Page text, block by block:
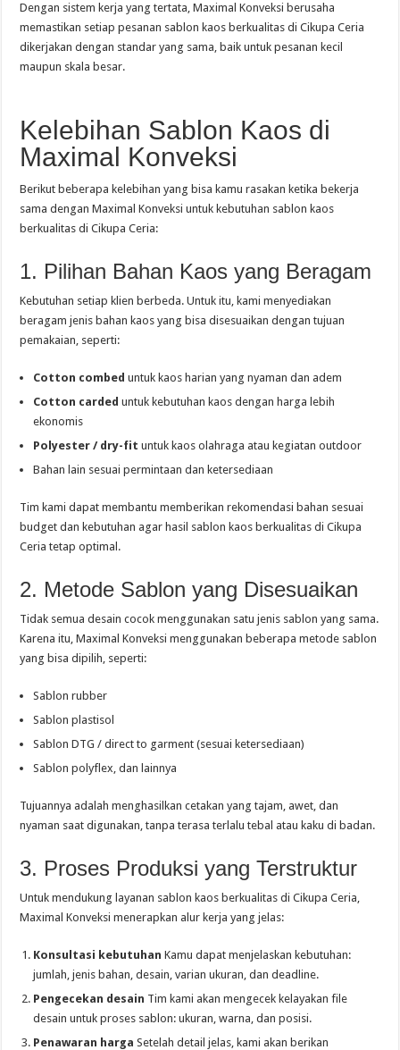
Dengan sistem kerja yang tertata, Maximal Konveksi berusaha
memastikan setiap pesanan sablon kaos berkualitas di Cikupa Ceria
dikerjakan dengan standar yang sama, baik untuk pesanan kecil
maupun skala besar.
Kelebihan Sablon Kaos di
Maximal Konveksi
Berikut beberapa kelebihan yang bisa kamu rasakan ketika bekerja
sama dengan Maximal Konveksi untuk kebutuhan sablon kaos
berkualitas di Cikupa Ceria:
1. Pilihan Bahan Kaos yang Beragam
Kebutuhan setiap klien berbeda. Untuk itu, kami menyediakan
beragam jenis bahan kaos yang bisa disesuaikan dengan tujuan
pemakaian, seperti:
Cotton combed untuk kaos harian yang nyaman dan adem
Cotton carded untuk kebutuhan kaos dengan harga lebih
ekonomis
Polyester / dry-fit untuk kaos olahraga atau kegiatan outdoor
Bahan lain sesuai permintaan dan ketersediaan
Tim kami dapat membantu memberikan rekomendasi bahan sesuai
budget dan kebutuhan agar hasil sablon kaos berkualitas di Cikupa
Ceria tetap optimal.
2. Metode Sablon yang Disesuaikan
Tidak semua desain cocok menggunakan satu jenis sablon yang sama.
Karena itu, Maximal Konveksi menggunakan beberapa metode sablon
yang bisa dipilih, seperti:
Sablon rubber
Sablon plastisol
Sablon DTG / direct to garment (sesuai ketersediaan)
Sablon polyflex, dan lainnya
Tujuannya adalah menghasilkan cetakan yang tajam, awet, dan
nyaman saat digunakan, tanpa terasa terlalu tebal atau kaku di badan.
3. Proses Produksi yang Terstruktur
Untuk mendukung layanan sablon kaos berkualitas di Cikupa Ceria,
Maximal Konveksi menerapkan alur kerja yang jelas:
Konsultasi kebutuhan Kamu dapat menjelaskan kebutuhan:
jumlah, jenis bahan, desain, varian ukuran, dan deadline.
Pengecekan desain Tim kami akan mengecek kelayakan file
desain untuk proses sablon: ukuran, warna, dan posisi.
Penawaran harga Setelah detail jelas, kami akan berikan